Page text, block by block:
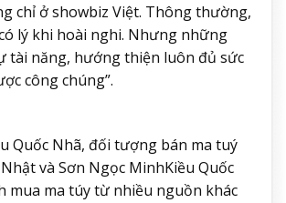
chỉ ở showbiz Việt. Thông thường,
lý khi hoài nghi. Nhưng những
tài năng, hướng thiện luôn đủ sức
công chúng”.
Quốc Nhã, đối tượng bán ma tuý
và Sơn Ngọc MinhKiều Quốc
mua ma túy từ nhiều nguồn khác